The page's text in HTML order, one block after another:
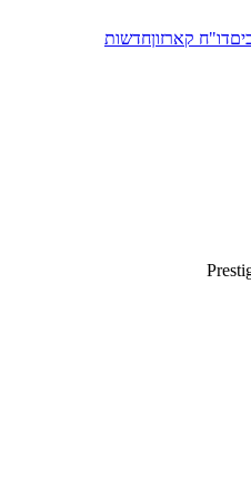
דו"ח קארזוןחדשות